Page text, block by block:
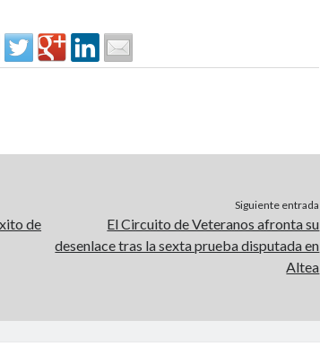
de
Siguiente entrada
El Circuito de Veteranos afronta su
desenlace tras la sexta prueba disputada en
Altea